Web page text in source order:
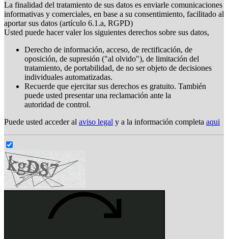
La finalidad del tratamiento de sus datos es enviarle comunicaciones
informativas y comerciales, en base a su consentimiento, facilitado al
aportar sus datos (artículo 6.1.a, RGPD)
Usted puede hacer valer los siguientes derechos sobre sus datos,
Derecho de información, acceso, de rectificación, de
oposición, de supresión ("al olvido"), de limitación del
tratamiento, de portabilidad, de no ser objeto de decisiones
individuales automatizadas.
Recuerde que ejercitar sus derechos es gratuito. También
puede usted presentar una reclamación ante la
autoridad de control.
Puede usted acceder al aviso legal y a la información completa aqui